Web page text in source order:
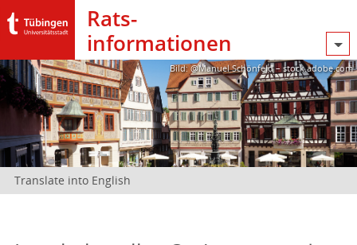
Rats­
informationen
Bild: @Manuel Schönfeld – stock.adobe.com
Translate into English